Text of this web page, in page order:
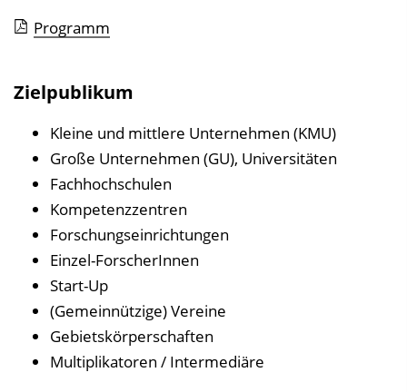
Programm
Zielpublikum
Kleine und mittlere Unternehmen (KMU)
Große Unternehmen (GU), Universitäten
Fachhochschulen
Kompetenzzentren
Forschungseinrichtungen
Einzel-ForscherInnen
Start-Up
(Gemeinnützige) Vereine
Gebietskörperschaften
Multiplikatoren / Intermediäre